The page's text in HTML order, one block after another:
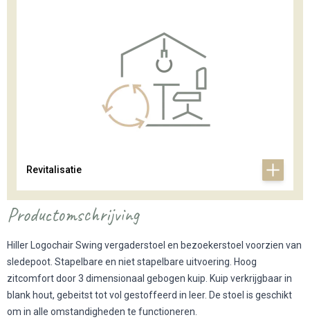
Revitalisatie
Productomschrijving
Hiller Logochair Swing vergaderstoel en bezoekerstoel voorzien van
sledepoot. Stapelbare en niet stapelbare uitvoering. Hoog
zitcomfort door 3 dimensionaal gebogen kuip. Kuip verkrijgbaar in
blank hout, gebeitst tot vol gestoffeerd in leer. De stoel is geschikt
om in alle omstandigheden te functioneren.